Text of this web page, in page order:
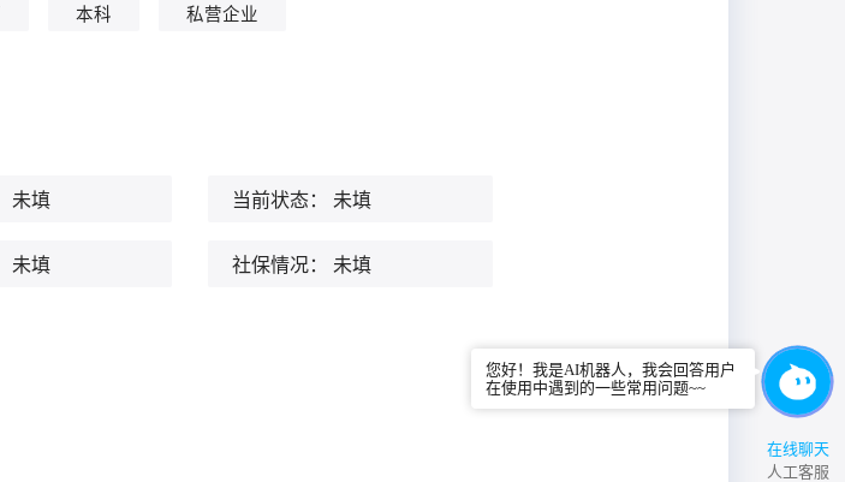
本科 私营企业
未填 当前状态： 未填
未填 社保情况： 未填
在线聊天
人工客服
您好！我是AI机器人，我会回答用户
在使用中遇到的一些常用问题~~